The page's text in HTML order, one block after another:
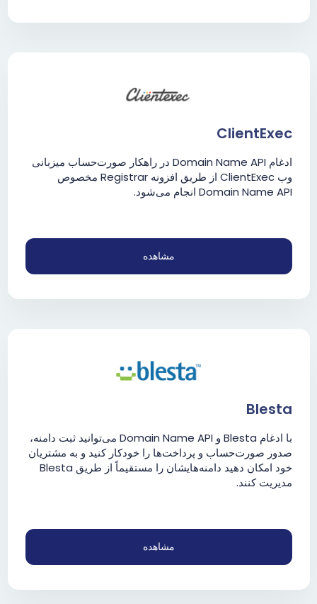
ClientExec
ادغام Domain Name API در راهکار صورت‌حساب میزبانی
وب ClientExec از طریق افزونه Registrar مخصوص
Domain Name API انجام می‌شود.
مشاهده
Blesta
با ادغام Blesta و Domain Name API می‌توانید ثبت دامنه،
صدور صورت‌حساب و پرداخت‌ها را خودکار کنید و به مشتریان
خود امکان دهید دامنه‌هایشان را مستقیماً از طریق Blesta
مدیریت کنند.
مشاهده